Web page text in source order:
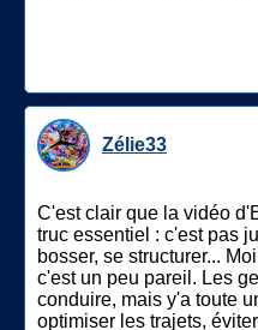
Zélie33
C'est clair que la vidéo
truc essentiel : c'est pas
bosser, se structurer...
c'est un peu pareil. Les
conduire, mais y'a toute
optimiser les trajets,